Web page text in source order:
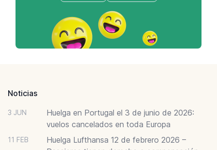
Noticias
3 JUN
Huelga en Portugal el 3 de junio de 2026:
vuelos cancelados en toda Europa
11 FEB
Huelga Lufthansa 12 de febrero 2026 –